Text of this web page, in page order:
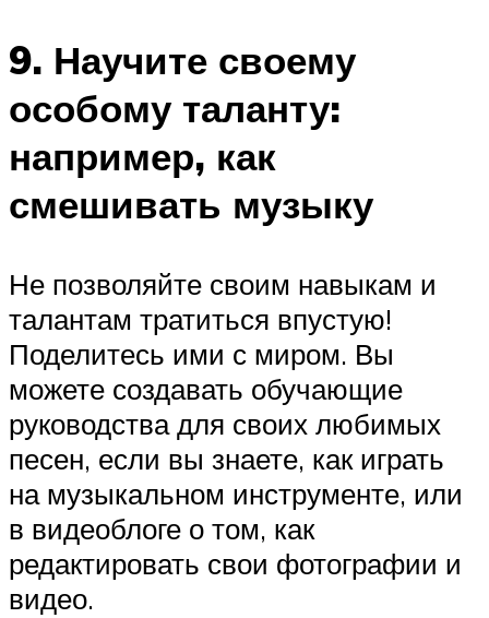
9. Научите своему
особому таланту:
например, как
смешивать музыку
Не позволяйте своим навыкам и
талантам тратиться впустую!
Поделитесь ими с миром. Вы
можете создавать обучающие
руководства для своих любимых
песен, если вы знаете, как играть
на музыкальном инструменте, или
в видеоблоге о том, как
редактировать свои фотографии и
видео.